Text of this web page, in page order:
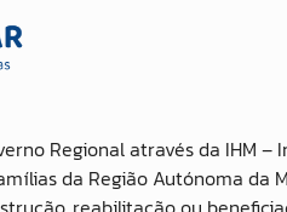
Regional através da IHM –
da Região Autónoma da